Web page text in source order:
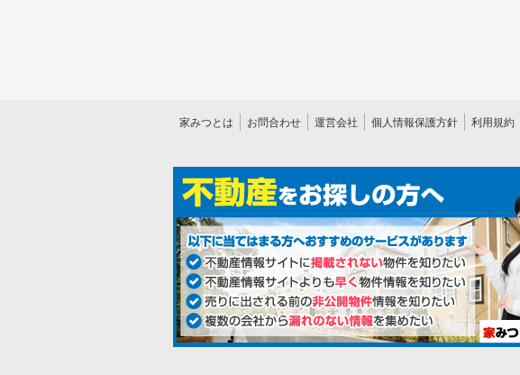
家みつとは お問合わせ 運営会社 個人情報保護方針 利用規約